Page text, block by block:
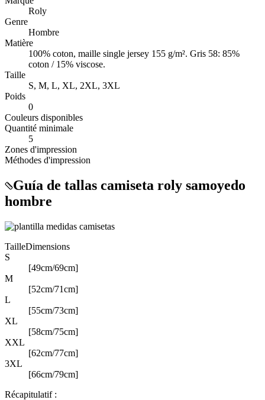
Roly
Genre
Hombre
Matière
100% coton, maille single jersey 155 g/m². Gris 58: 85%
coton / 15% viscose.
Taille
S, M, L, XL, 2XL, 3XL
Poids
0
Couleurs disponibles
Quantité minimale
5
Zones d'impression
Méthodes d'impression
Guía de tallas camiseta roly samoyedo
hombre
TailleDimensions
S
[49cm/69cm]
M
[52cm/71cm]
L
[55cm/73cm]
XL
[58cm/75cm]
XXL
[62cm/77cm]
3XL
[66cm/79cm]
Récapitulatif :